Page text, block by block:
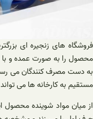
فروشگاه های زنجیره ای
محصول را به صورت عمده و با
به دست مصرف کنندگان می
مستقیم به کارخانه ها می
از میان مواد شوینده محصول